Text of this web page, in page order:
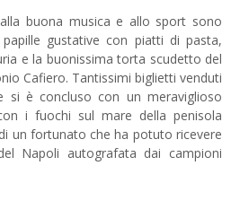
buona musica e allo sport sono
gustative con piatti di pasta,
e la buonissima torta scudetto del
Cafiero. Tantissimi biglietti venduti
si è concluso con un meraviglioso
i fuochi sul mare della penisola
un fortunato che ha potuto ricevere
Napoli autografata dai campioni